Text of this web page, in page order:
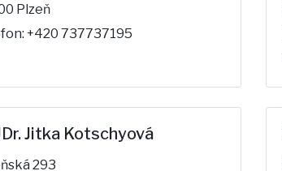
Plzeň
+420 737737195
Jitka Kotschyová
293